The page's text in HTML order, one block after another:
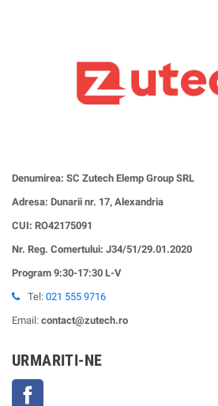
Denumirea: SC Zutech Elemp Group SRL
Adresa: Dunarii nr. 17, Alexandria
CUI: RO42175091
Nr. Reg. Comertului: J34/51/29.01.2020
Program 9:30-17:30 L-V
Tel: 021 555 9716
Email: contact@zutech.ro
URMARITI-NE